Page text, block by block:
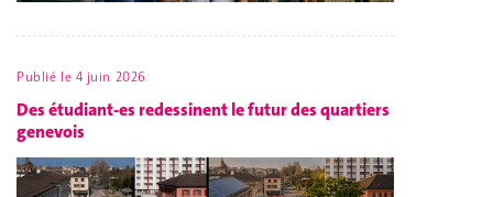
Publié le 4 juin 2026
Des étudiant-es redessinent le futur des quartiers
genevois